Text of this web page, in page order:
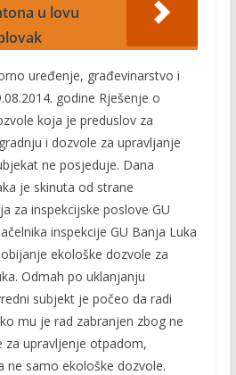
u lovu
uređenje, građevinarstvo i
godine Rješenje o
koja je preduslov za
i dozvole za upravljanje
ne posjeduje. Dana
je skinuta od strane
za inspekcijske poslove GU
inspekcije GU Banja Luka
ekološke dozvole za
Odmah po uklanjanju
subjekt je počeo da radi
mu je rad zabranjen zbog ne
za upravljenje otpadom,
ne samo ekološke dozvole.